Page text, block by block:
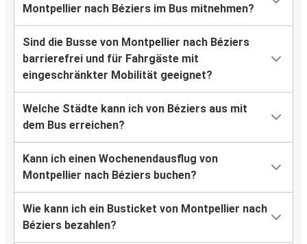
Montpellier nach Béziers im Bus mitnehmen?
Sind die Busse von Montpellier nach Béziers
barrierefrei und für Fahrgäste mit
eingeschränkter Mobilität geeignet?
Welche Städte kann ich von Béziers aus mit
dem Bus erreichen?
Kann ich einen Wochenendausflug von
Montpellier nach Béziers buchen?
Wie kann ich ein Busticket von Montpellier nach
Béziers bezahlen?